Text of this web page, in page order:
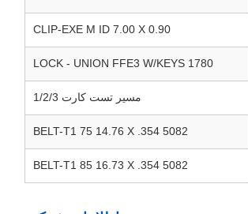
CLIP-EXE M ID 7.00 X 0.90
LOCK - UNION FFE3 W/KEYS 1780
مسیر تست کارت 1/2/3
BELT-T1 75 14.76 X .354 5082
BELT-T1 85 16.73 X .354 5082